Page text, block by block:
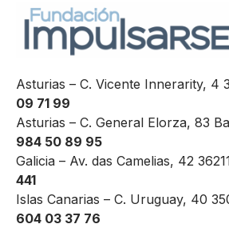
Asturias – C. Vicente Innerarity, 4
09 71 99
Asturias – C. General Elorza, 83
984 50 89 95
Galicia – Av. das Camelias, 42
441
Islas Canarias – C. Uruguay, 40
604 03 37 76